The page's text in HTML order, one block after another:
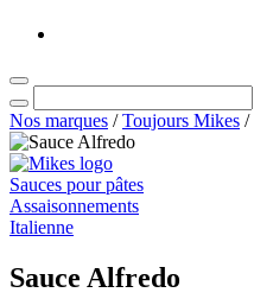
Nos marques /Toujours Mikes /
Sauces pour pâtes
Assaisonnements
Italienne
Sauce Alfredo